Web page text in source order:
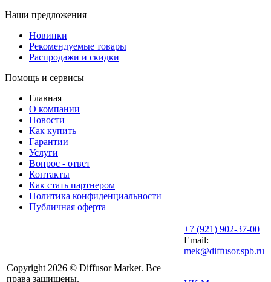
Наши предложения
Новинки
Рекомендуемые товары
Распродажи и скидки
Помощь и сервисы
Главная
О компании
Новости
Как купить
Гарантии
Услуги
Вопрос - ответ
Контакты
Как стать партнером
Политика конфиденциальности
Публичная оферта
Copyright 2026 © Diffusor Market. Все
права защищены.
+7 (921) 902-37-00
Email:
mek@diffusor.spb.ru